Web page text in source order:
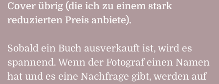
Cover übrig (die ich zu einem stark
reduzierten Preis anbiete).
Sobald ein Buch ausverkauft ist, wird es
spannend. Wenn der Fotograf einen Namen
hat und es eine Nachfrage gibt, werden auf